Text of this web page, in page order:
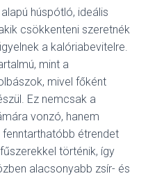
húspótló, ideális
csökkenteni szeretnék
a kalóriabevitelre.
mint a
mivel főként
Ez nemcsak a
vonzó, hanem
étrendet
történik, így
alacsonyabb zsír- és